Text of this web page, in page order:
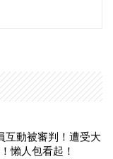
互動被審判！遭受大
懶人包看起！